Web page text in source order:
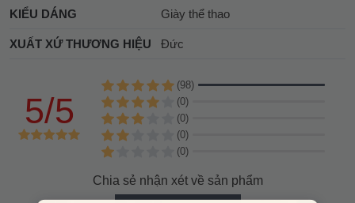
KIỂU DÁNG Giày thể thao
XUẤT XỨ THƯƠNG HIỆU Đức
5/5
(98)
(0)
(0)
(0)
(0)
Chia sẻ nhận xét về sản phẩm